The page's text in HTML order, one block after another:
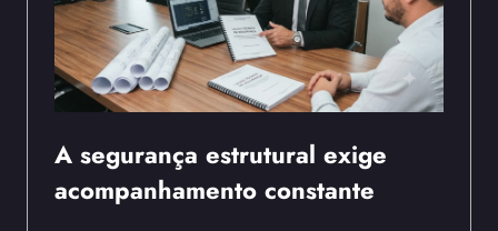
A segurança estrutural exige
acompanhamento constante